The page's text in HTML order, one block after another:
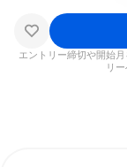
エントリー締切や開始
リ